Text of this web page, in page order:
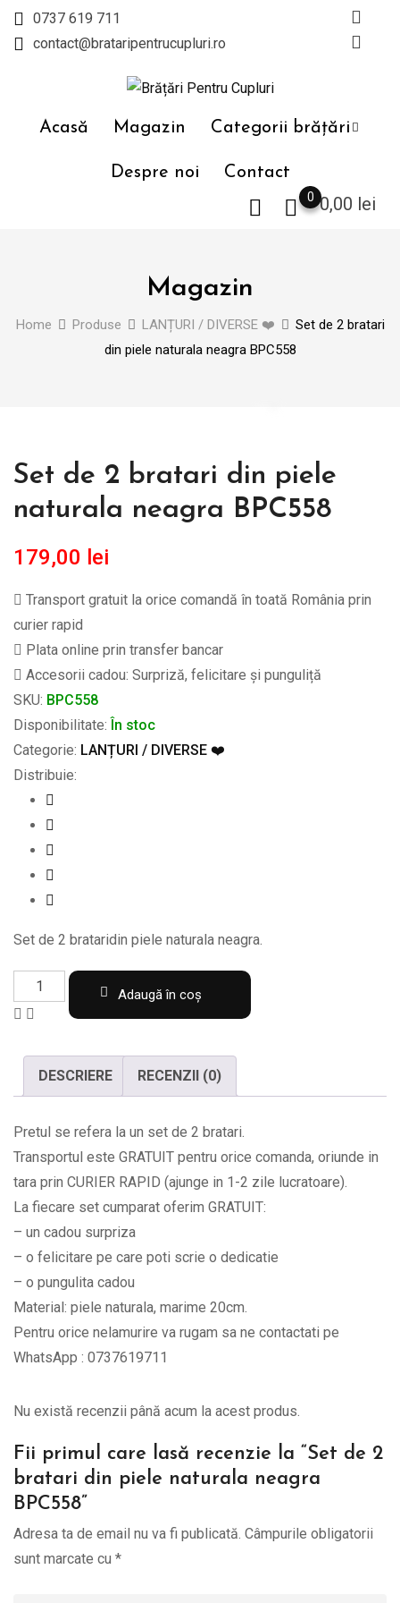
Skip
0737 619 711
contact@brataripentrucupluri.ro
Acasă Magazin Categorii brățări
Despre noi Contact
0,00 lei
0
Magazin
Home Produse LANȚURI / DIVERSE ❤️
Set de 2 bratari
din piele naturala neagra BPC558
Set de 2 bratari din piele
naturala neagra BPC558
179,00 lei
Transport gratuit la orice comandă în toată România prin
curier rapid
Plata online prin transfer bancar
Accesorii cadou: Surpriză, felicitare și punguliță
SKU: BPC558
Disponibilitate: În stoc
Categorie: LANȚURI / DIVERSE ❤️
Distribuie:
Set de 2 brataridin piele naturala neagra.
de
bratari
naturala
neagra
BPC558
quantity
Adaugă în coș
DESCRIERE RECENZII (0)
Pretul se refera la un set de 2 bratari.
Transportul este GRATUIT pentru orice comanda, oriunde in
tara prin CURIER RAPID (ajunge in 1-2 zile lucratoare).
La fiecare set cumparat oferim GRATUIT:
– un cadou surpriza
– o felicitare pe care poti scrie o dedicatie
– o pungulita cadou
Material: piele naturala, marime 20cm.
Pentru orice nelamurire va rugam sa ne contactati pe
WhatsApp : 0737619711
Nu există recenzii până acum la acest produs.
Fii primul care lasă recenzie la “Set de 2
bratari din piele naturala neagra
BPC558”
Adresa ta de email nu va fi publicată. Câmpurile obligatorii
sunt marcate cu *